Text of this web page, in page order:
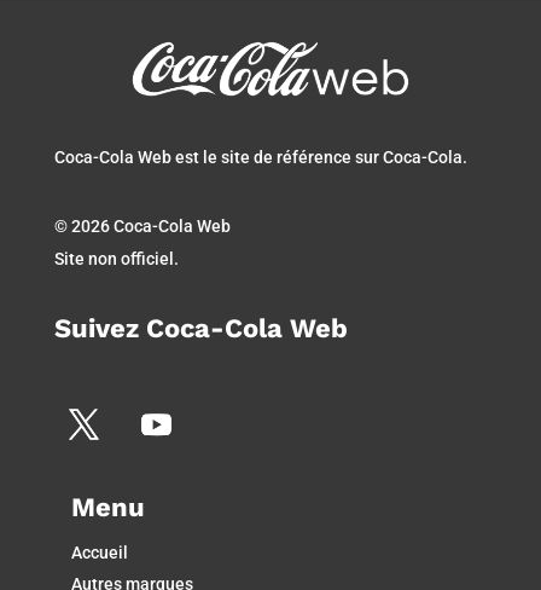
Coca-Cola Web est le site de référence sur Coca-Cola.
© 2026 Coca-Cola Web
Site non officiel.
Suivez Coca-Cola Web
Menu
Accueil
Autres marques